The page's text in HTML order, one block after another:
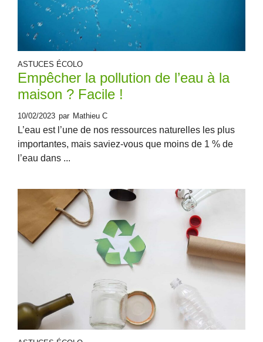
ASTUCES ÉCOLO
Empêcher la pollution de l’eau à la
maison ? Facile !
10/02/2023 par Mathieu C
L’eau est l’une de nos ressources naturelles les plus
importantes, mais saviez-vous que moins de 1 % de
l’eau dans ...